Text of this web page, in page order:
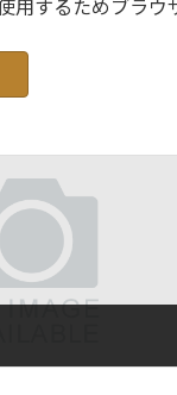
用するためブラウ